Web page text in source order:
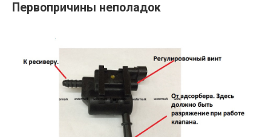
Первопричины неполадок